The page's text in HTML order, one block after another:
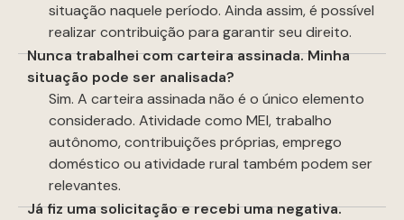
situação naquele período. Ainda assim, é possível
realizar contribuição para garantir seu direito.
Nunca trabalhei com carteira assinada. Minha
situação pode ser analisada?
Sim. A carteira assinada não é o único elemento
considerado. Atividade como MEI, trabalho
autônomo, contribuições próprias, emprego
doméstico ou atividade rural também podem ser
relevantes.
Já fiz uma solicitação e recebi uma negativa.